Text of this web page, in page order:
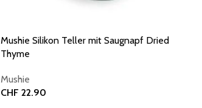
Mushie Silikon Teller mit Saugnapf Dried
Thyme
Mushie
CHF 22.90